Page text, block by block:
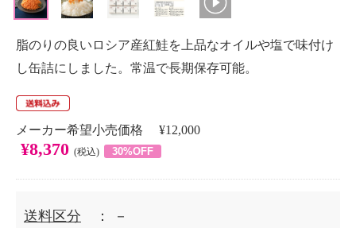
脂のりの良いロシア産紅鮭を上品なオイルや塩で味付け
し缶詰にしました。常温で長期保存可能。
メーカー希望小売価格 ¥12,000
¥8,370 (税込) 30%OFF
送料区分 ： －